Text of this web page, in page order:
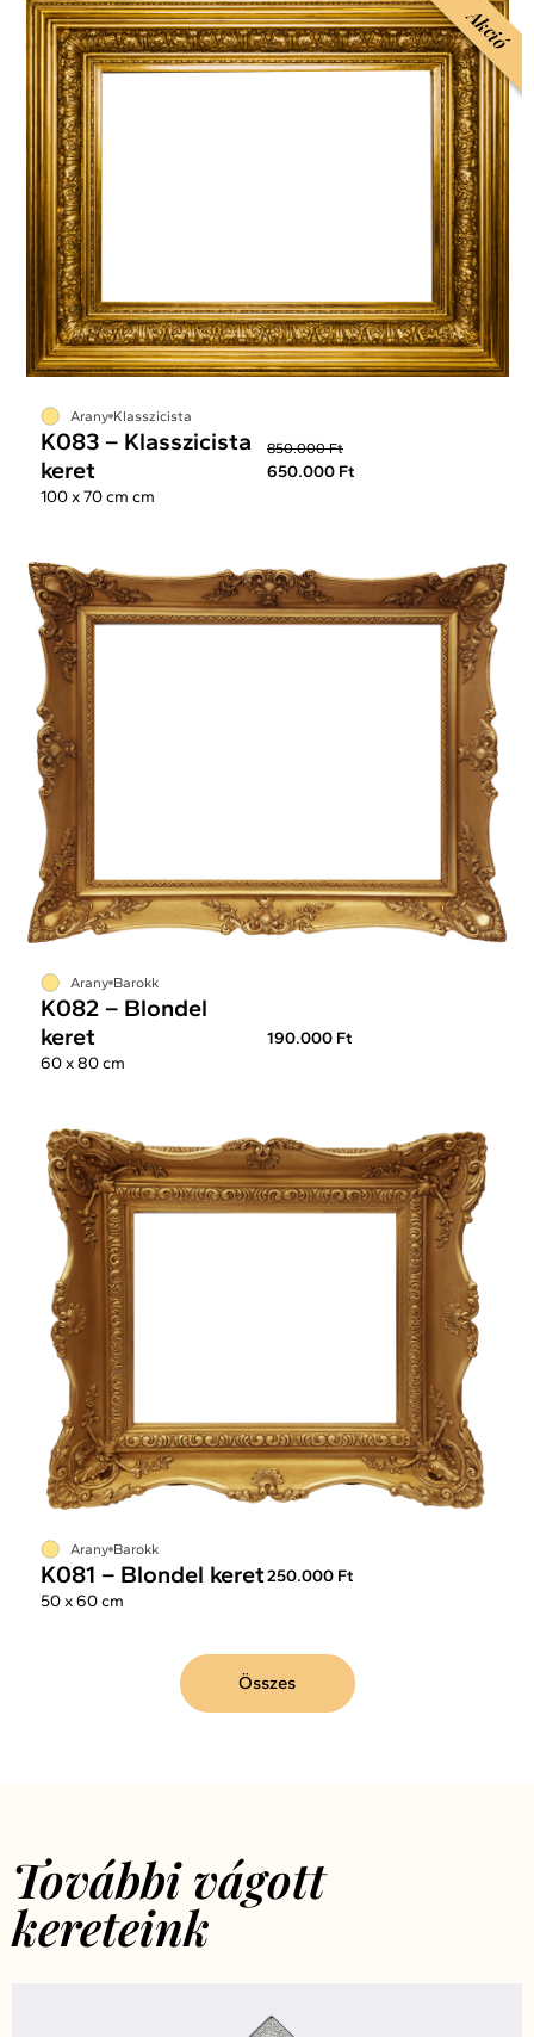
Akció
Arany Klasszicista
K083 – Klasszicista
keret
850.000 Ft
650.000 Ft
100 x 70 cm cm
Arany Barokk
K082 – Blondel
keret
190.000 Ft
60 x 80 cm
Arany Barokk
K081 – Blondel keret250.000 Ft
50 x 60 cm
Összes
További vágott
kereteink